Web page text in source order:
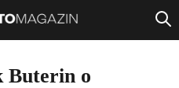
Buterin o